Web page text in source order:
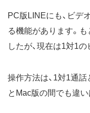
PC版LINEにも、ビデ
る機能があります。
したが、現在は1対1
操作方法は、1対1通
とMac版の間でも違い